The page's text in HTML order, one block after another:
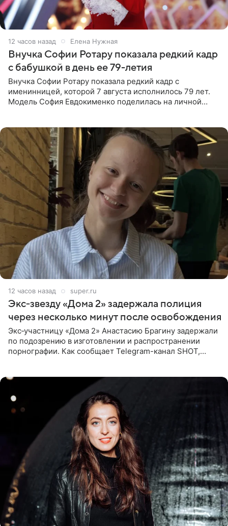
12 часов назад Елена Нужная
Внучка Софии Ротару показала редкий кадр
с бабушкой в день ее 79-летия
Внучка Софии Ротару показала редкий кадр с
именинницей, которой 7 августа исполнилось 79 лет.
Модель София Евдокименко поделилась на личной
12 часов назад super.ru
Экс‑звезду «Дома 2» задержала полиция
через несколько минут после освобождения
Экс‑участницу «Дома 2» Анастасию Брагину задержали
по подозрению в изготовлении и распространении
порнографии. Как сообщает Telegram-канал SHOT,